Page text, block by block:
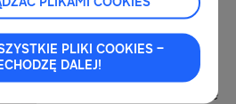
sezon zimowy z Samsung
20-01-2022
Bezpieczne, szybkie i wygodne
PLIKI COOKIES –
DALEJ!